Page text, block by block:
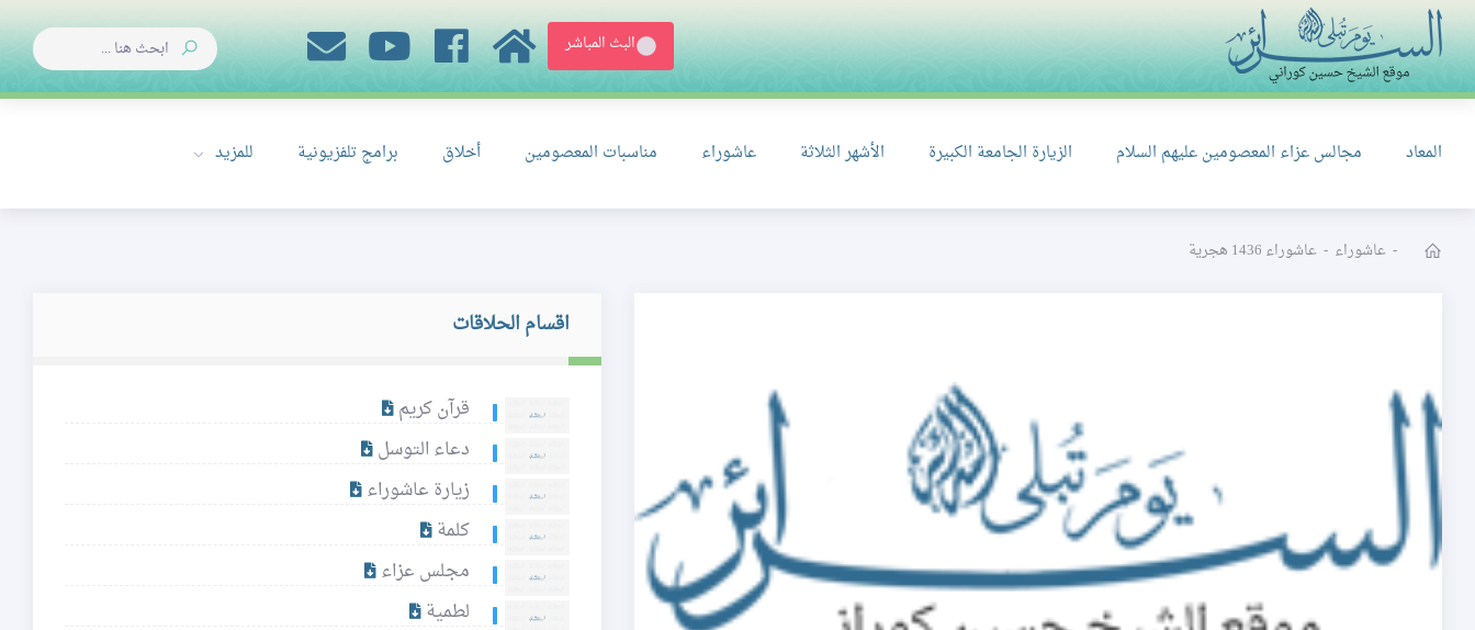
البث المباشر
المعاد مجالس عزاء المعصومين عليهم السلام الزيارة الجامعة الكبيرة الأشهر الثلاثة عاشوراء مناسبات المعصومين أخلاق برامج تلفزيونية للمزيد
- عاشوراء - عاشوراء 1436 هجرية
اقسام الحلاقات
قرآن كريم
دعاء التوسل
زيارة عاشوراء
كلمة
مجلس عزاء
لطمية